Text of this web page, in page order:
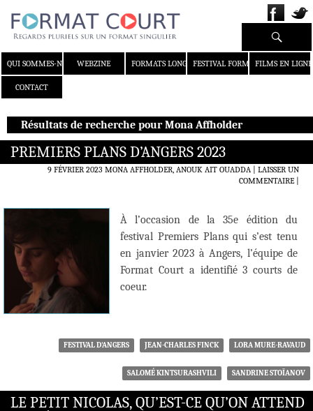
QUI SOMMES-NOUS ?WEBZINE FORMATS LONGS FESTIVAL FORMAT COURT
FILMS EN LIGNE
CONTACT
Recherche
Résultats de recherche pour Mona Affholder
PREMIERS PLANS D’ANGERS 2023
9 FÉVRIER 2023 MONA AFFHOLDER, ANOUK AIT OUADDA
LAISSER UN
COMMENTAIRE|
À l’occasion de la 35e édition du
festival Premiers Plans qui s’est tenu
en janvier 2023 à Angers, l’équipe de
Format Court a identifié 3 courts de
coeur.
FESTIVAL D'ANGERS JEAN-CHARLES FINCK LORA MURE-RAVAUD
SALOMÉ KINTSURASHVILI SANDRINE STOÏANOV
LE PETIT NICOLAS, QU’EST-CE QU’ON ATTEND